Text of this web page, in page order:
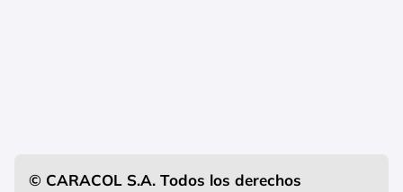
© CARACOL S.A. Todos los derechos